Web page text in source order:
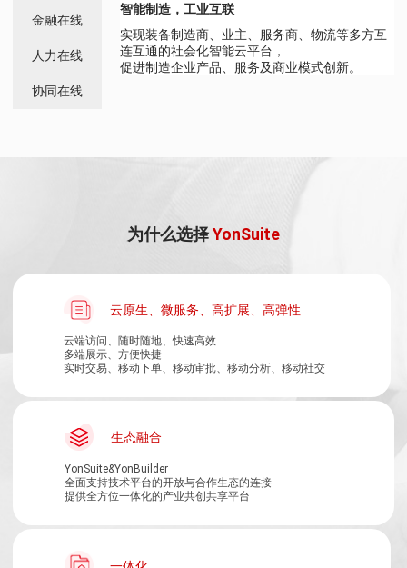
金融在线
人力在线
协同在线
电子商务，数字营销
帮助流通行业企业重建营销、交易、管理、会
员、预定、服务的一站式平台。
智能制造，工业互联
实现装备制造商、业主、服务商、物流等多方互
连互通的社会化智能云平台，
促进制造企业产品、服务及商业模式创新。
为什么选择YonSuite
云原生、微服务、高扩展、高弹性
云端访问、随时随地、快速高效
多端展示、方便快捷
实时交易、移动下单、移动审批、移动分析、移动社交
生态融合
YonSuite&YonBuilder
全面支持技术平台的开放与合作生态的连接
提供全方位一体化的产业共创共享平台